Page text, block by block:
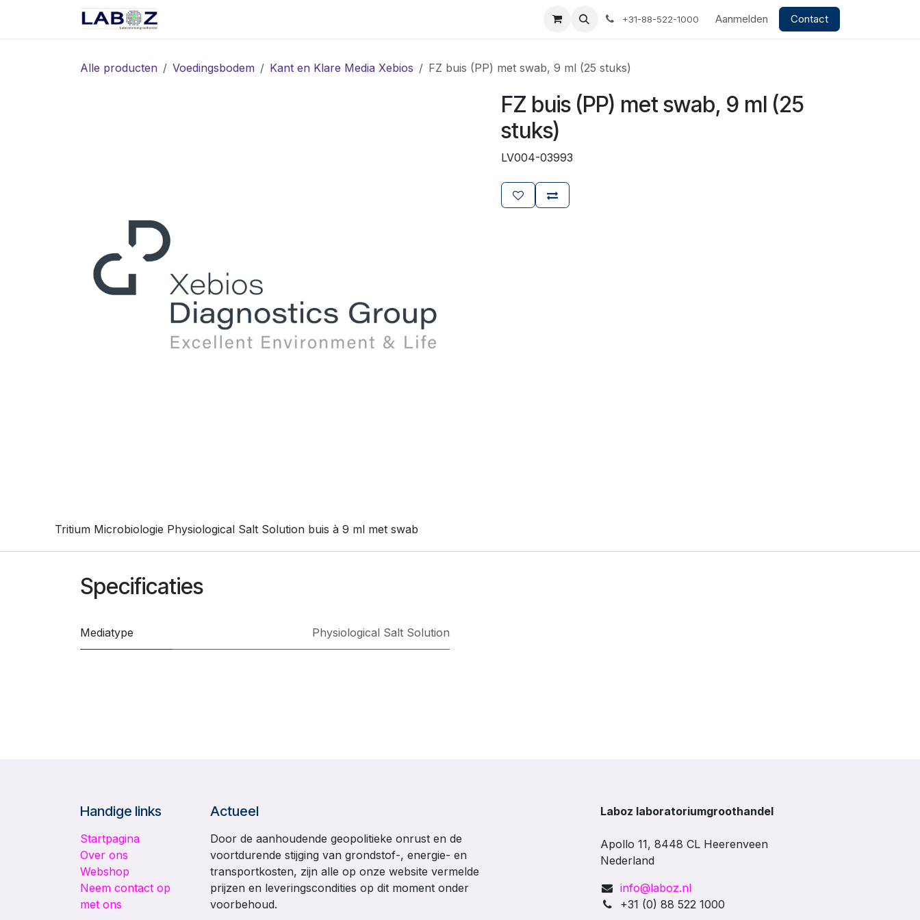
Klant worden +31-88-522-1000 Aanmelden Contact
Alle producten Voedingsbodem Kant en Klare Media Xebios FZ buis (PP) met swab, 9 ml (25 stuks)
FZ buis (PP) met swab, 9 ml (25
stuks)
LV004-03993
Tritium Microbiologie Physiological Salt Solution buis à 9 ml met swab
Specificaties
Mediatype Physiological Salt Solution
Handige links
Startpagina
Over ons
Webshop
Neem contact op
met ons
Actueel
Door de aanhoudende geopolitieke onrust en de
voortdurende stijging van grondstof-, energie- en
transportkosten, zijn alle op onze website vermelde
prijzen en leveringscondities op dit moment onder
voorbehoud.
Laboz laboratoriumgroothandel
Apollo 11, 8448 CL Heerenveen
Nederland
info@laboz.nl
+31 (0) 88 522 1000